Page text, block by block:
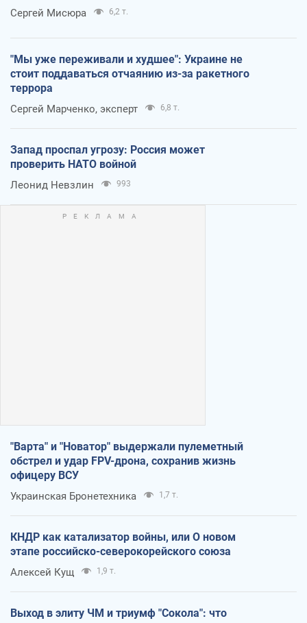
Сергей Мисюра 6,2 т.
"Мы уже переживали и худшее": Украине не
стоит поддаваться отчаянию из-за ракетного
террора
Сергей Марченко, эксперт 6,8 т.
Запад проспал угрозу: Россия может
проверить НАТО войной
Леонид Невзлин 993
"Варта" и "Новатор" выдержали пулеметный
обстрел и удар FPV-дрона, сохранив жизнь
офицеру ВСУ
Украинская Бронетехника 1,7 т.
КНДР как катализатор войны, или О новом
этапе российско-северокорейского союза
Алексей Кущ 1,9 т.
Выход в элиту ЧМ и триумф "Сокола": что